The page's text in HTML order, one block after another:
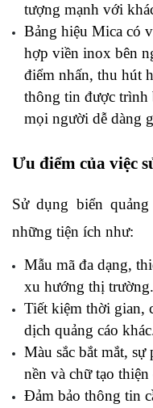
tượng mạnh với
Bảng hiệu Mica có
hợp viền inox bên
điểm nhấn, thu hút
thông tin được trình
mọi người dễ dàng
Ưu điểm của việc
Sử dụng biển
những tiện ích như:
Mẫu mã đa dạng,
xu hướng thị trường.
Tiết kiệm thời gian,
dịch quảng cáo
Màu sắc bắt mắt,
nền và chữ tạo
Đảm bảo thông tin